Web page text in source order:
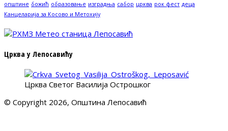
општине божић образовање изградња сабор црква рок фест деца
Канцеларија за Косово и Метохију
Црква у Лепосавићу
Црква Светог Василија Острошког
© Copyright 2026, Општина Лепосавић